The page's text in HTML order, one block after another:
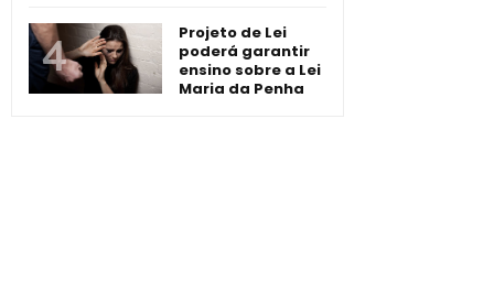
Projeto de Lei
poderá garantir
ensino sobre a Lei
Maria da Penha